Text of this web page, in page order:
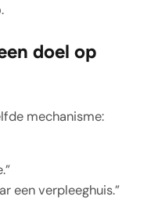
doel op
mechanisme:
een verpleeghuis.”